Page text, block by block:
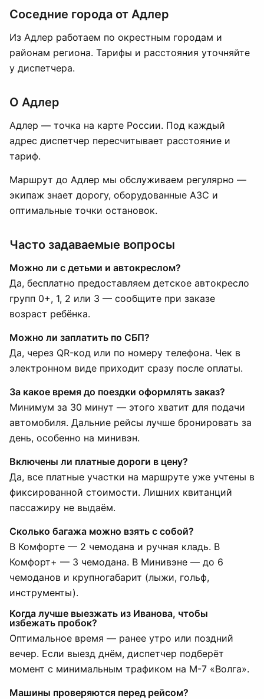
Соседние города от Адлер
Из Адлер работаем по окрестным городам и
районам региона. Тарифы и расстояния уточняйте
у диспетчера.
О Адлер
Адлер — точка на карте России. Под каждый
адрес диспетчер пересчитывает расстояние и
тариф.
Маршрут до Адлер мы обслуживаем регулярно —
экипаж знает дорогу, оборудованные АЗС и
оптимальные точки остановок.
Часто задаваемые вопросы
Можно ли с детьми и автокреслом?
Да, бесплатно предоставляем детское автокресло
групп 0+, 1, 2 или 3 — сообщите при заказе
возраст ребёнка.
Можно ли заплатить по СБП?
Да, через QR-код или по номеру телефона. Чек в
электронном виде приходит сразу после оплаты.
За какое время до поездки оформлять заказ?
Минимум за 30 минут — этого хватит для подачи
автомобиля. Дальние рейсы лучше бронировать за
день, особенно на минивэн.
Включены ли платные дороги в цену?
Да, все платные участки на маршруте уже учтены в
фиксированной стоимости. Лишних квитанций
пассажиру не выдаём.
Сколько багажа можно взять с собой?
В Комфорте — 2 чемодана и ручная кладь. В
Комфорт+ — 3 чемодана. В Минивэне — до 6
чемоданов и крупногабарит (лыжи, гольф,
инструменты).
Когда лучше выезжать из Иванова, чтобы
избежать пробок?
Оптимальное время — ранее утро или поздний
вечер. Если выезд днём, диспетчер подберёт
момент с минимальным трафиком на М-7 «Волга».
Машины проверяются перед рейсом?